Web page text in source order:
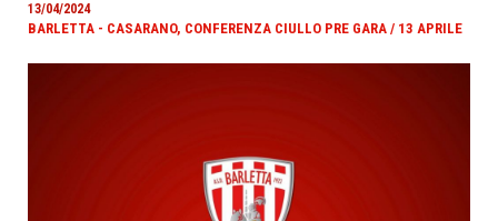
13/04/2024
BARLETTA - CASARANO, CONFERENZA CIULLO PRE GARA / 13 APRILE